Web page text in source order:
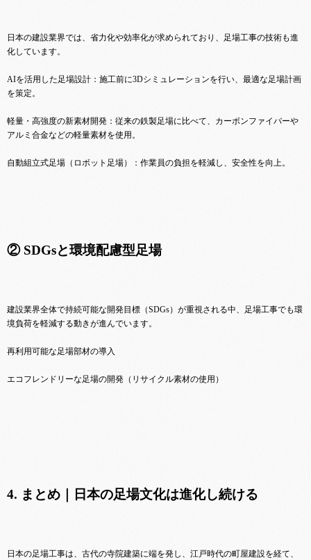
日本の建設業界では、省力化や効率化が求められており、足場工事の技術も進
化しています。
AIを活用した足場設計：施工前に3Dシミュレーションを行い、最適な足場計画
を策定。
軽量・高強度の新素材開発：従来の鉄製足場に比べて、カーボンファイバーや
アルミ合金などの軽量素材を使用。
自動組立式足場（ロボット足場）：作業員の負担を軽減し、安全性を向上。
② SDGsと環境配慮型足場
建設業界全体で持続可能な開発目標（SDGs）が重視される中、足場工事でも環
境負荷を軽減する動きが進んでいます。
再利用可能な足場部材の導入
エコフレンドリーな足場の開発（リサイクル素材の使用）
4. まとめ｜日本の足場文化は進化し続ける
日本の足場工事は、古代の寺院建築に端を発し、江戸時代の町屋建設を経て、